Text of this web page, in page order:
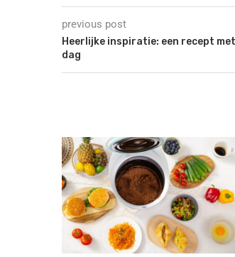
previous post
Heerlijke inspiratie: een recept
dag